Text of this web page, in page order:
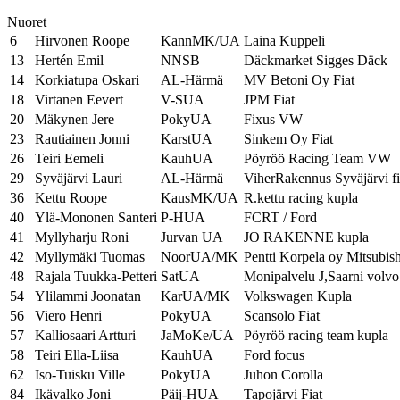
Nuoret
6
Hirvonen Roope KannMK/UA Laina Kuppeli
13
Hertén Emil NNSB
Däckmarket Sigges Däck
14
Korkiatupa Oskari AL-Härmä
MV Betoni Oy Fiat
18
Virtanen Eevert V-SUA
JPM Fiat
20
Mäkynen Jere PokyUA
Fixus VW
23
Rautiainen Jonni KarstUA
Sinkem Oy Fiat
26
Teiri Eemeli KauhUA
Pöyröö Racing Team VW
29
Syväjärvi Lauri AL-Härmä
ViherRakennus Syväjärvi
36
Kettu Roope KausMK/UA R.kettu racing kupla
40
Ylä-Mononen Santeri P-HUA
FCRT / Ford
41
Myllyharju Roni Jurvan UA
JO RAKENNE kupla
42
Myllymäki Tuomas NoorUA/MK Pentti Korpela oy
48
Rajala Tuukka-Petteri SatUA
Monipalvelu J,Saarni volvo
54
Ylilammi Joonatan KarUA/MK
Volkswagen Kupla
56
Viero Henri PokyUA
Scansolo Fiat
57
Kalliosaari Artturi JaMoKe/UA
Pöyröö racing team kupla
58
Teiri Ella-Liisa KauhUA
Ford focus
62
Iso-Tuisku Ville PokyUA
Juhon Corolla
84
Ikävalko Joni Päij-HUA Tapojärvi Fiat